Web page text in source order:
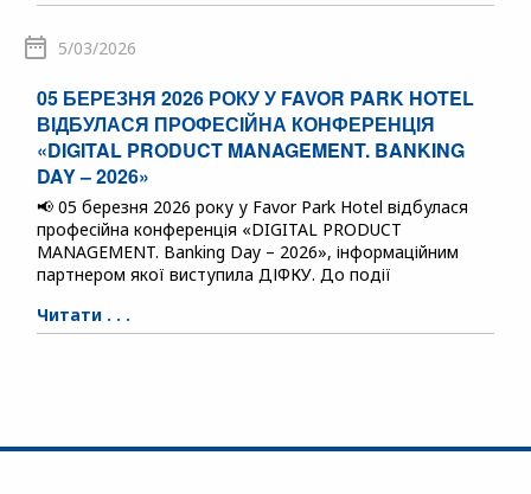
5/03/2026
05 БЕРЕЗНЯ 2026 РОКУ У FAVOR PARK HOTEL
ВІДБУЛАСЯ ПРОФЕСІЙНА КОНФЕРЕНЦІЯ
«DIGITAL PRODUCT MANAGEMENT. BANKING
DAY – 2026»
📢 05 березня 2026 року у Favor Park Hotel відбулася
професійна конференція «DIGITAL PRODUCT
MANAGEMENT. Banking Day – 2026», інформаційним
партнером якої виступила ДІФКУ. До події
Читати . . .